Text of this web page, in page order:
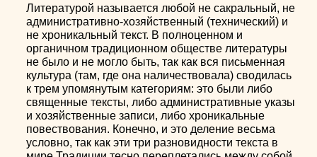
Литературой называется любой не сакральный, не
административно-хозяйственный (технический) и
не хроникальный текст. В полноценном и
органичном традиционном обществе литературы
не было и не могло быть, так как вся письменная
культура (там, где она наличествовала) сводилась
к трем упомянутым категориям: это были либо
священные тексты, либо административные указы
и хозяйственные записи, либо хроникальные
повествования. Конечно, и это деление весьма
условно, так как эти три разновидности текста в